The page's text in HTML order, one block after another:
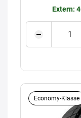
Extern:
Economy-Klasse